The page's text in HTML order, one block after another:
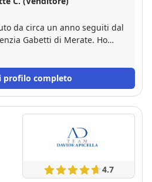
da circa un anno seguiti dal
Gabetti di Merate. Ho
disponibilità e
del percorso. Un
a tutto il team dell'agenzia
costantemente
bancario, ho ricevuto da
ed una vicinanza che è
rapporto professionale,
situazione con maggiore
profilo completo
4.7